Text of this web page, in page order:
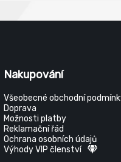
Nakupování
Všeobecné obchodní
Doprava
Možnosti platby
Reklamační řád
Ochrana osobních údajů
Výhody VIP členství